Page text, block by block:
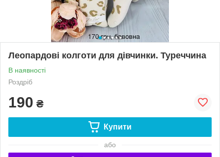
Леопардові колготи для дівчинки. Туреччина
В наявності
Роздріб
190 ₴
Купити
або